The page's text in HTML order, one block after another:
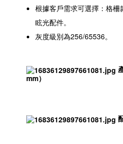
根據客戶需求可選擇：格
眩光配件。
灰度級別為256/65536。
mm）